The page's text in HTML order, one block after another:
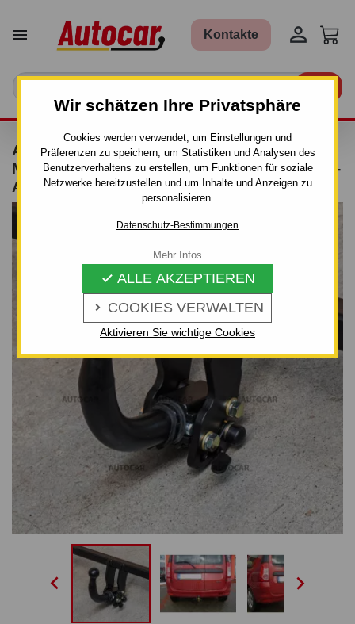
Wir schätzen Ihre Privatsphäre
Cookies werden verwendet, um Einstellungen und
Präferenzen zu speichern, um Statistiken und Analysen des
Benutzerverhaltens zu erstellen, um Funktionen für soziale
Netzwerke bereitzustellen und um Inhalte und Anzeigen zu
personalisieren.
Datenschutz-Bestimmungen
 COOKIES VERWALTEN
 ALLE AKZEPTIEREN
Aktivieren Sie wichtige Cookies
Mehr Infos
 Kontakte 
ANHÄNGERKUPPLUNG FÜR DACIA LOGAN
MCV - COMBI, PICK UP - VON 2007 BIS 2012 -
AUTOMAT–AHK ABNEHMBAR
 